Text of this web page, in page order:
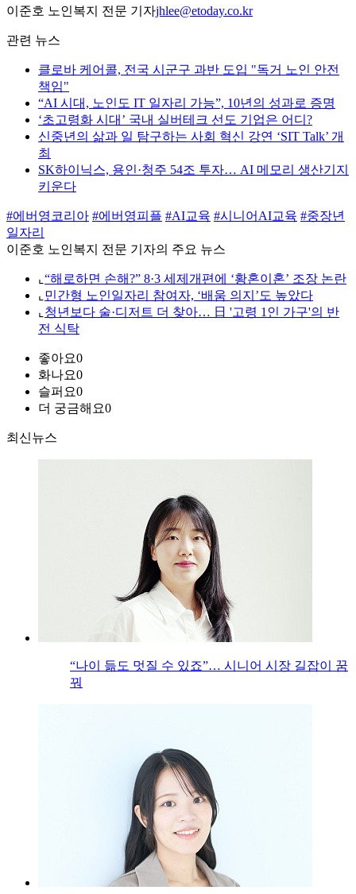
이준호 노인복지 전문 기자jhlee@etoday.co.kr
관련 뉴스
클로바 케어콜, 전국 시군구 과반 도입 "독거 노인 안전
책임"
“AI 시대, 노인도 IT 일자리 가능”, 10년의 성과로 증명
‘초고령화 시대’ 국내 실버테크 선도 기업은 어디?
신중년의 삶과 일 탐구하는 사회 혁신 강연 ‘SIT Talk’ 개
최
SK하이닉스, 용인·청주 54조 투자… AI 메모리 생산기지
키운다
#에버영코리아 #에버영피플 #AI교육 #시니어AI교육 #중장년
일자리
이준호 노인복지 전문 기자의 주요 뉴스
⌞ “해로하면 손해?” 8·3 세제개편에 ‘황혼이혼’ 조장 논란
⌞ 민간형 노인일자리 참여자, ‘배움 의지’도 높았다
⌞ 청년보다 술·디저트 더 찾아… 日 '고령 1인 가구'의 반
전 식탁
좋아요0
화나요0
슬퍼요0
더 궁금해요0
최신뉴스
“나이 듦도 멋질 수 있죠”… 시니어 시장 길잡이 꿈
꿔